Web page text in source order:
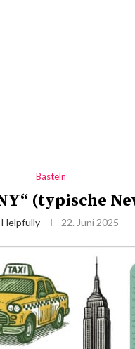
Basteln
(typische
Helpfully 22. Juni 2025